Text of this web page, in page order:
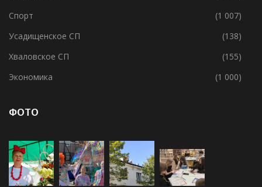
Спорт
(1 007)
Усадищенское СП
(138)
Хваловское СП
(155)
Экономика
(1 000)
ФОТО